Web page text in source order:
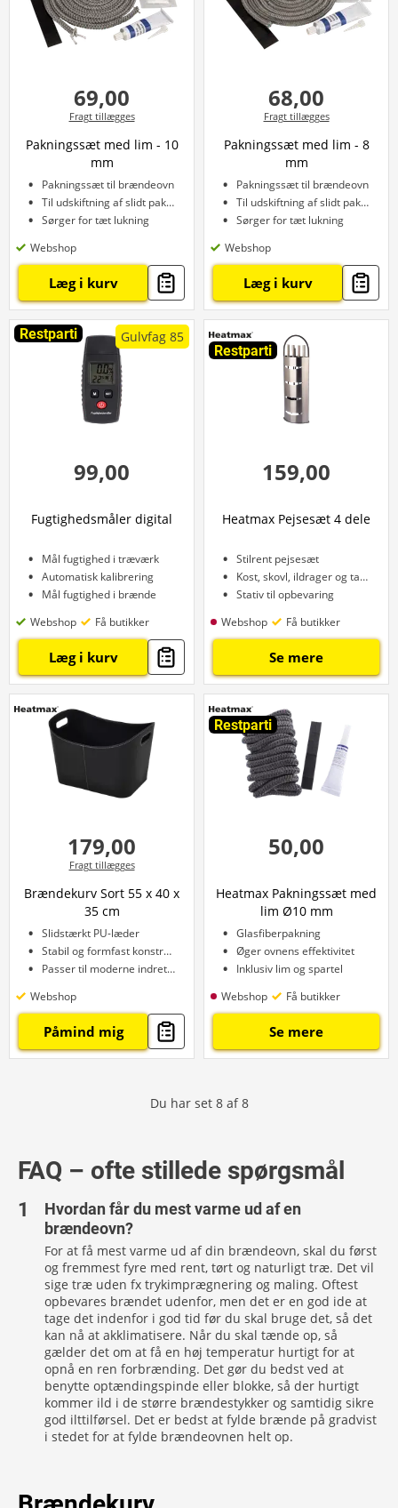
69,00
Fragt tillægges
Pakningssæt med lim - 10
mm
Pakningssæt til brændeovn
Til udskiftning af slidt pakning
Sørger for tæt lukning
Webshop
Læg i kurv
68,00
Fragt tillægges
Pakningssæt med lim - 8
mm
Pakningssæt til brændeovn
Til udskiftning af slidt pakning
Sørger for tæt lukning
Webshop
Læg i kurv
Restparti Gulvfag 85
99,00
Fugtighedsmåler digital
Mål fugtighed i træværk
Automatisk kalibrering
Mål fugtighed i brænde
Webshop
Få butikker
Læg i kurv
Restparti
159,00
Heatmax Pejsesæt 4 dele
Stilrent pejsesæt
Kost, skovl, ildrager og tang
Stativ til opbevaring
Webshop
Få butikker
Se mere
179,00
Fragt tillægges
Brændekurv Sort 55 x 40 x
35 cm
Slidstærkt PU-læder
Stabil og formfast konstruktion
Passer til moderne indretning
Webshop
Påmind mig
Restparti
50,00
Heatmax Pakningssæt med
lim Ø10 mm
Glasfiberpakning
Øger ovnens effektivitet
Inklusiv lim og spartel
Webshop
Få butikker
Se mere
Du har set 8 af 8
FAQ – ofte stillede spørgsmål
Hvordan får du mest varme ud af en
brændeovn?
For at få mest varme ud af din brændeovn, skal du først
og fremmest fyre med rent, tørt og naturligt træ. Det vil
sige træ uden fx trykimprægnering og maling. Oftest
opbevares brændet udenfor, men det er en god ide at
tage det indenfor i god tid før du skal bruge det, så det
kan nå at akklimatisere. Når du skal tænde op, så
gælder det om at få en høj temperatur hurtigt for at
opnå en ren forbrænding. Det gør du bedst ved at
benytte optændingspinde eller blokke, så der hurtigt
kommer ild i de større brændestykker og samtidig sikre
god ilttilførsel. Det er bedst at fylde brænde på gradvist
i stedet for at fylde brændeovnen helt op.